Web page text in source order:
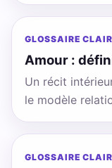
GLOSSAIRE CLAIR
Amour :
Un récit
le modèle
GLOSSAIRE CLAIR